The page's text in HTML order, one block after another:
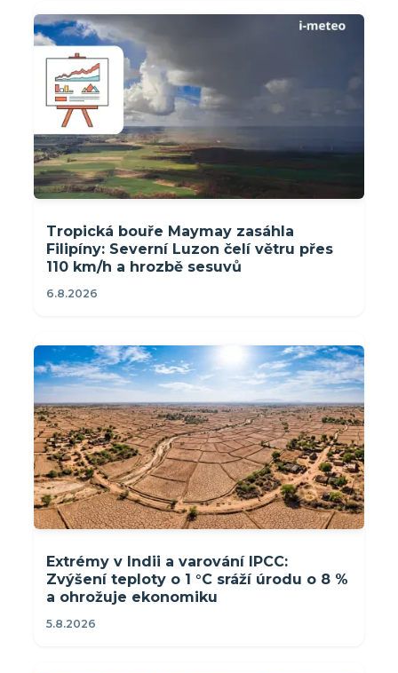
Tropická bouře Maymay zasáhla
Filipíny: Severní Luzon čelí větru přes
110 km/h a hrozbě sesuvů
6.8.2026
Extrémy v Indii a varování IPCC:
Zvýšení teploty o 1 °C sráží úrodu o 8 %
a ohrožuje ekonomiku
5.8.2026